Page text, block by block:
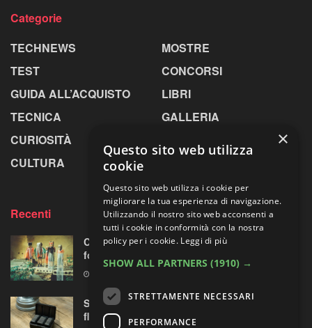
Categorie
TECHNEWS
TEST
GUIDA ALL’ACQUISTO
TECNICA
CURIOSITÀ
CULTURA
MOSTRE
CONCORSI
LIBRI
GALLERIA
Recenti
Centosessantasette candeline per la mostra
fotografica più longeva al mondo
Sony prepara la “rivoluzione” audio 32-bit
float per le sue mirrorless Alpha?
×
Questo sito web utilizza
cookie
Questo sito web utilizza i cookie per
migliorare la tua esperienza di navigazione.
Utilizzando il nostro sito web acconsenti a
tutti i cookie in conformità con la nostra
policy per i cookie. Leggi di più
SHOW ALL PARTNERS (1910) →
STRETTAMENTE NECESSARI
PERFORMANCE